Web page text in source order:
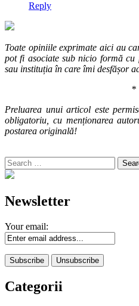
Reply
Toate opiniile exprimate aici au
pot fi asociate sub nicio formă
sau instituția în care îmi desfășor
*
Preluarea unui articol este
obligatoriu, cu menționarea
postarea originală!
Search
for:
Newsletter
Your email:
Categorii